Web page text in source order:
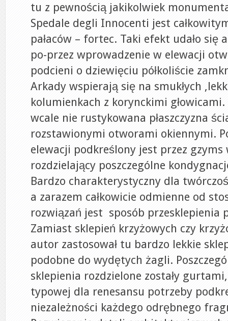
tu z pewnością jakikolwiek
Spedale degli Innocenti jest
pałaców – fortec. Taki efekt udało się
po-przez wprowadzenie w elewacji
podcieni o dziewięciu półkoliście
Arkady wspierają się na smukłych
kolumienkach z korynckimi głowicami.
wcale nie rustykowana płaszczyzna
rozstawionymi otworami okiennymi.
elewacji podkreślony jest przez gzyms
rozdzielający poszczególne
Bardzo charakterystyczny dla
a zarazem całkowicie odmienne od
rozwiązań jest sposób przesklepienia
Zamiast sklepień krzyżowych czy
autor zastosował tu bardzo lekkie
podobne do wydętych żagli.
sklepienia rozdzielone zostały
typowej dla renesansu potrzeby
niezależności każdego odrębnego